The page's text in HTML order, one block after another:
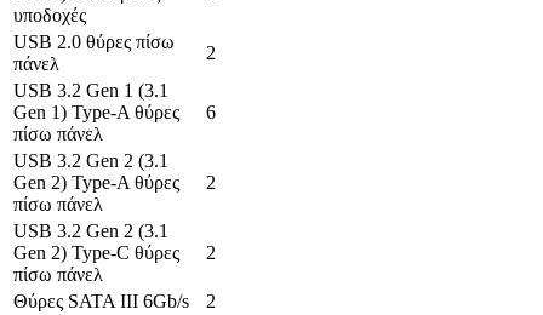
υποδοχές
USB 2.0 θύρες πίσω
πάνελ
2
USB 3.2 Gen 1 (3.1
Gen 1) Type-A θύρες
πίσω πάνελ
6
USB 3.2 Gen 2 (3.1
Gen 2) Type-A θύρες
πίσω πάνελ
2
USB 3.2 Gen 2 (3.1
Gen 2) Type-C θύρες
πίσω πάνελ
2
Θύρες SATA III 6Gb/s
2